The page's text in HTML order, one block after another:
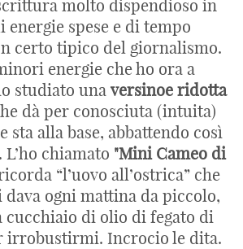
molto dispendioso in
spese e di tempo
certo tipico del giornalismo.
energie che ho ora a
studiato una versinoe ridotta
dà per conosciuta (intuita)
sta alla base, abbattendo così
chiamato "Mini Cameo di
“l’uovo all’ostrica” che
ogni mattina da piccolo,
cucchiaio di olio di fegato di
irrobustirmi. Incrocio le dita.